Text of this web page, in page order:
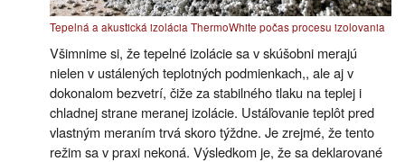
Tepelná a akustická izolácia ThermoWhite počas procesu izolovania
Všimnime si, že tepelné izolácie sa v skúšobni merajú
nielen v ustálených teplotných podmienkach,, ale aj v
dokonalom bezvetrí, čiže za stabilného tlaku na teplej i
chladnej strane meranej izolácie. Ustáľovanie teplôt pred
vlastným meraním trvá skoro týždne. Je zrejmé, že tento
režim sa v praxi nekoná. Výsledkom je, že sa deklarované